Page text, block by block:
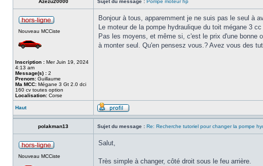
Azezu20000 Sujet du message : Pompe moteur hp
Nouveau MCCiste
Inscription : Mer Juin 19, 2024
4:13 am
Message(s) : 2
Prenom: Guillaume
Ma MCC: Mégane 3 Gt 2.0 dci
160 cv toutes option
Localisation: Corse
Bonjour à tous, apparemment je ne suis pas le seul à
Le moteur de la pompe hydraulique du toit mégane 3
Pas les moyens, et même si, c'est le prix d'une bonne
à monter seul. Qu'en pensesz vous.? Avez vous des
Haut
polakman13 Sujet du message : Re: Recherche tutoriel pour changer la pompe
Nouveau MCCiste
Salut,
Très simple à changer, côté droit sous le feu arrière.